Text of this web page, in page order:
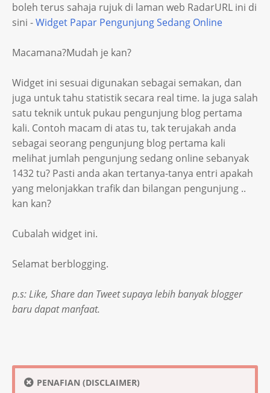
boleh terus sahaja rujuk di laman web RadarURL ini di
sini -Widget Papar Pengunjung Sedang Online
Macamana?Mudah je kan?
Widget ini sesuai digunakan sebagai semakan, dan
juga untuk tahu statistik secara real time. Ia juga salah
satu teknik untuk pukau pengunjung blog pertama
kali. Contoh macam di atas tu, tak terujakah anda
sebagai seorang pengunjung blog pertama kali
melihat jumlah pengunjung sedang online sebanyak
1432 tu? Pasti anda akan tertanya-tanya entri apakah
yang melonjakkan trafik dan bilangan pengunjung ..
kan kan?
Cubalah widget ini.
Selamat berblogging.
p.s: Like, Share dan Tweet supaya lebih banyak blogger
baru dapat manfaat.
PENAFIAN (DISCLAIMER)